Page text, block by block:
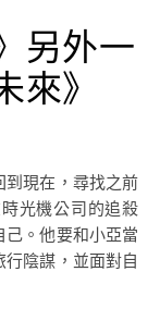
另外一
來》
光機公司的追殺
。他要和小亞當
陰謀，並面對自